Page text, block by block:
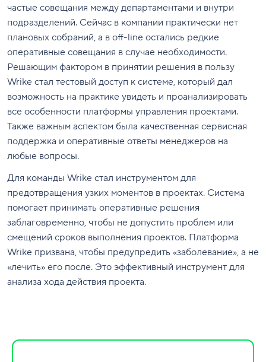
частые совещания между департаментами и внутри
подразделений. Сейчас в компании практически нет
плановых собраний, а в off-line остались редкие
оперативные совещания в случае необходимости.
Решающим фактором в принятии решения в пользу
Wrike стал тестовый доступ к системе, который дал
возможность на практике увидеть и проанализировать
все особенности платформы управления проектами.
Также важным аспектом была качественная сервисная
поддержка и оперативные ответы менеджеров на
любые вопросы.
Для команды Wrike стал инструментом для
предотвращения узких моментов в проектах. Система
помогает принимать оперативные решения
заблаговременно, чтобы не допустить проблем или
смещений сроков выполнения проектов. Платформа
Wrike призвана, чтобы предупредить «заболевание», а не
«лечить» его после. Это эффективный инструмент для
анализа хода действия проекта.